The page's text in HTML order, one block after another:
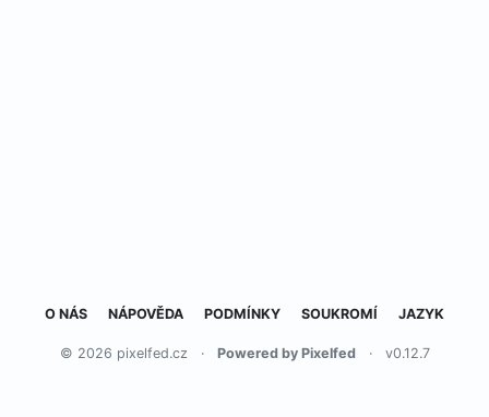
O NÁS NÁPOVĚDA PODMÍNKY SOUKROMÍ JAZYK
© 2026 pixelfed.cz · Powered by Pixelfed · v0.12.7